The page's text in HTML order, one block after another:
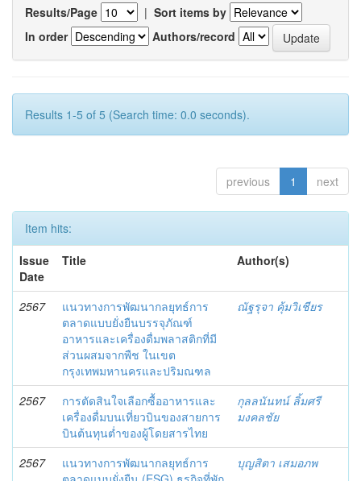
Results/Page | Sort items by
In order
Authors/record
Results 1-5 of 5 (Search time: 0.0 seconds).
previous 1 next
Item hits:
Issue
Date
Title Author(s)
2567
แนวทางการพัฒนากลยุทธ์การ
ตลาดแบบยั่งยืนบรรจุภัณฑ์
อาหารและเครื่องดื่มพลาสติกที่มี
ส่วนผสมจากพืช ในเขต
กรุงเทพมหานครและปริมณฑล
ณัฐรุจา คุ้มวิเชียร
2567
การตัดสินใจเลือกซื้ออาหารและ
เครื่องดื่มบนเที่ยวบินของสายการ
บินต้นทุนต่ำของผู้โดยสารไทย
กุลลนันทน์ ลิ้มศรี
มงคลชัย
2567
แนวทางการพัฒนากลยุทธ์การ
บุญสิตา เสมอภพ